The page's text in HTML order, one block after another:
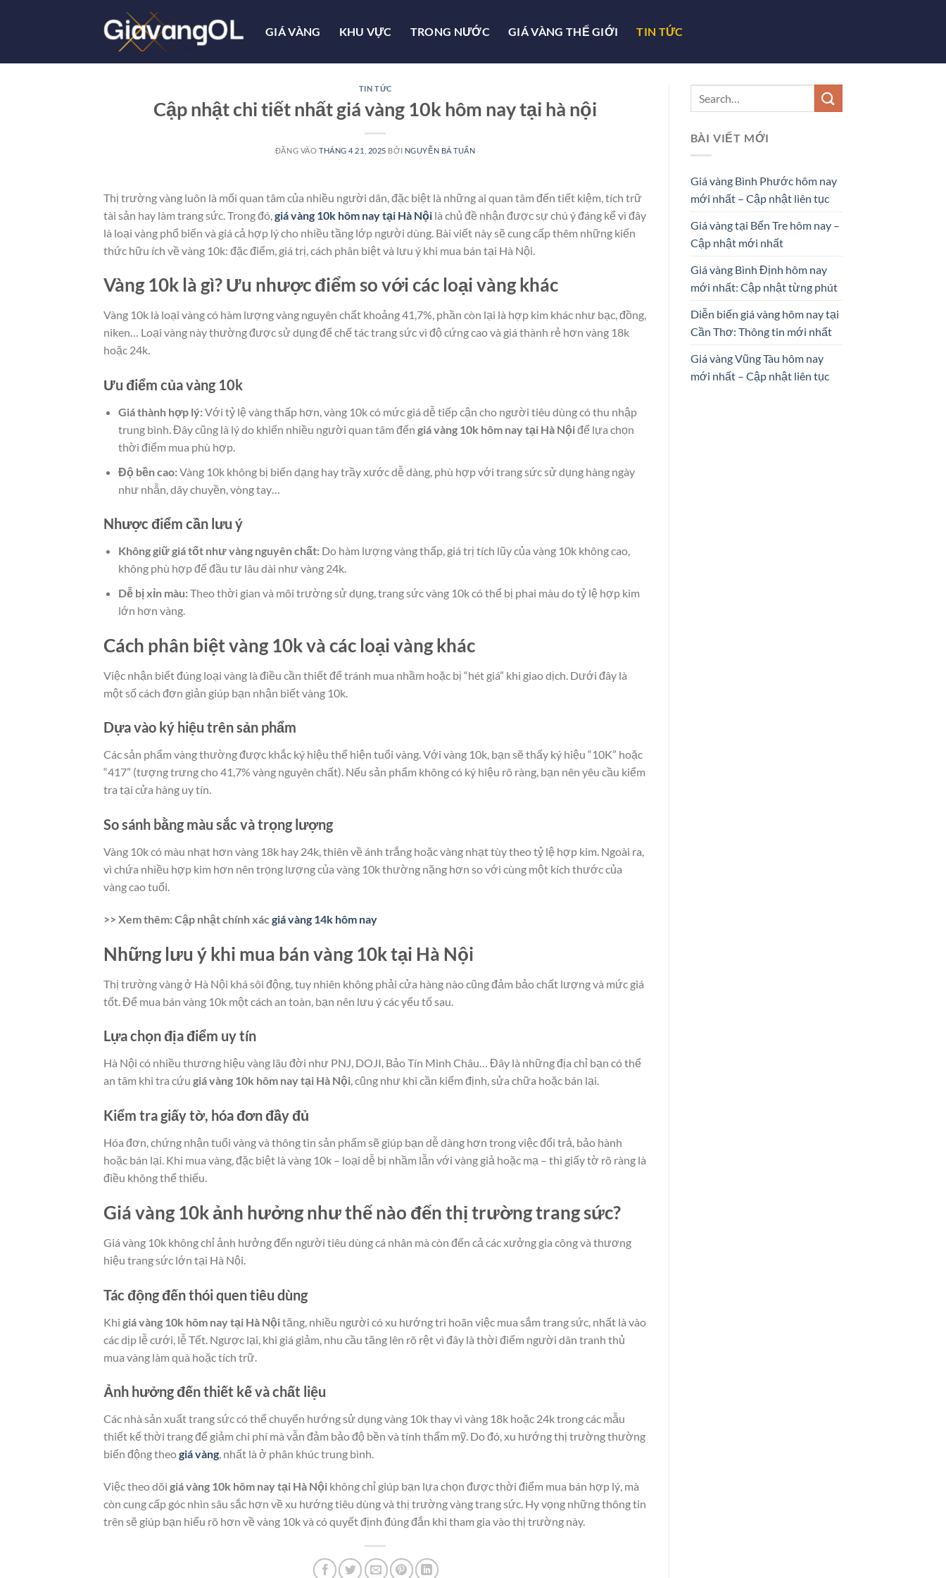
dung
GIÁ VÀNG KHU VỰC TRONG NƯỚC GIÁ VÀNG THẾ GIỚI TIN TỨC
TIN TỨC
Cập nhật chi tiết nhất giá vàng 10k hôm nay tại hà nội
ĐĂNG VÀO THÁNG 4 21, 2025 BỞI NGUYỄN BÁ TUẤN
Thị trường vàng luôn là mối quan tâm của nhiều người dân, đặc biệt là những ai quan tâm đến tiết kiệm, tích trữ
tài sản hay làm trang sức. Trong đó, giá vàng 10k hôm nay tại Hà Nội là chủ đề nhận được sự chú ý đáng kể vì đây
là loại vàng phổ biến và giá cả hợp lý cho nhiều tầng lớp người dùng. Bài viết này sẽ cung cấp thêm những kiến
thức hữu ích về vàng 10k: đặc điểm, giá trị, cách phân biệt và lưu ý khi mua bán tại Hà Nội.
Vàng 10k là gì? Ưu nhược điểm so với các loại vàng khác
Vàng 10k là loại vàng có hàm lượng vàng nguyên chất khoảng 41,7%, phần còn lại là hợp kim khác như bạc, đồng,
niken… Loại vàng này thường được sử dụng để chế tác trang sức vì độ cứng cao và giá thành rẻ hơn vàng 18k
hoặc 24k.
Ưu điểm của vàng 10k
Giá thành hợp lý:Với tỷ lệ vàng thấp hơn, vàng 10k có mức giá dễ tiếp cận cho người tiêu dùng có thu nhập
trung bình. Đây cũng là lý do khiến nhiều người quan tâm đến giá vàng 10k hôm nay tại Hà Nộiđể lựa chọn
thời điểm mua phù hợp.
Độ bền cao:Vàng 10k không bị biến dạng hay trầy xước dễ dàng, phù hợp với trang sức sử dụng hàng ngày
như nhẫn, dây chuyền, vòng tay…
Nhược điểm cần lưu ý
Không giữ giá tốt như vàng nguyên chất:Do hàm lượng vàng thấp, giá trị tích lũy của vàng 10k không cao,
không phù hợp để đầu tư lâu dài như vàng 24k.
Dễ bị xỉn màu:Theo thời gian và môi trường sử dụng, trang sức vàng 10k có thể bị phai màu do tỷ lệ hợp kim
lớn hơn vàng.
Cách phân biệt vàng 10k và các loại vàng khác
Việc nhận biết đúng loại vàng là điều cần thiết để tránh mua nhầm hoặc bị “hét giá” khi giao dịch. Dưới đây là
một số cách đơn giản giúp bạn nhận biết vàng 10k.
Dựa vào ký hiệu trên sản phẩm
Các sản phẩm vàng thường được khắc ký hiệu thể hiện tuổi vàng. Với vàng 10k, bạn sẽ thấy ký hiệu “10K” hoặc
“417” (tượng trưng cho 41,7% vàng nguyên chất). Nếu sản phẩm không có ký hiệu rõ ràng, bạn nên yêu cầu kiểm
tra tại cửa hàng uy tín.
So sánh bằng màu sắc và trọng lượng
Vàng 10k có màu nhạt hơn vàng 18k hay 24k, thiên về ánh trắng hoặc vàng nhạt tùy theo tỷ lệ hợp kim. Ngoài ra,
vì chứa nhiều hợp kim hơn nên trọng lượng của vàng 10k thường nặng hơn so với cùng một kích thước của
vàng cao tuổi.
>> Xem thêm: Cập nhật chính xácgiá vàng 14k hôm nay
Những lưu ý khi mua bán vàng 10k tại Hà Nội
Thị trường vàng ở Hà Nội khá sôi động, tuy nhiên không phải cửa hàng nào cũng đảm bảo chất lượng và mức giá
tốt. Để mua bán vàng 10k một cách an toàn, bạn nên lưu ý các yếu tố sau.
Lựa chọn địa điểm uy tín
Hà Nội có nhiều thương hiệu vàng lâu đời như PNJ, DOJI, Bảo Tín Minh Châu… Đây là những địa chỉ bạn có thể
an tâm khi tra cứu giá vàng 10k hôm nay tại Hà Nội, cũng như khi cần kiểm định, sửa chữa hoặc bán lại.
Kiểm tra giấy tờ, hóa đơn đầy đủ
Hóa đơn, chứng nhận tuổi vàng và thông tin sản phẩm sẽ giúp bạn dễ dàng hơn trong việc đổi trả, bảo hành
hoặc bán lại. Khi mua vàng, đặc biệt là vàng 10k – loại dễ bị nhầm lẫn với vàng giả hoặc mạ – thì giấy tờ rõ ràng là
điều không thể thiếu.
Giá vàng 10k ảnh hưởng như thế nào đến thị trường trang sức?
Giá vàng 10k không chỉ ảnh hưởng đến người tiêu dùng cá nhân mà còn đến cả các xưởng gia công và thương
hiệu trang sức lớn tại Hà Nội.
Tác động đến thói quen tiêu dùng
Khi giá vàng 10k hôm nay tại Hà Nộităng, nhiều người có xu hướng trì hoãn việc mua sắm trang sức, nhất là vào
các dịp lễ cưới, lễ Tết. Ngược lại, khi giá giảm, nhu cầu tăng lên rõ rệt vì đây là thời điểm người dân tranh thủ
mua vàng làm quà hoặc tích trữ.
Ảnh hưởng đến thiết kế và chất liệu
Các nhà sản xuất trang sức có thể chuyển hướng sử dụng vàng 10k thay vì vàng 18k hoặc 24k trong các mẫu
thiết kế thời trang để giảm chi phí mà vẫn đảm bảo độ bền và tính thẩm mỹ. Do đó, xu hướng thị trường thường
biến động theogiá vàng, nhất là ở phân khúc trung bình.
Việc theo dõi giá vàng 10k hôm nay tại Hà Nội không chỉ giúp bạn lựa chọn được thời điểm mua bán hợp lý, mà
còn cung cấp góc nhìn sâu sắc hơn về xu hướng tiêu dùng và thị trường vàng trang sức. Hy vọng những thông tin
trên sẽ giúp bạn hiểu rõ hơn về vàng 10k và có quyết định đúng đắn khi tham gia vào thị trường này.
BÀI VIẾT MỚI
Giá vàng Bình Phước hôm nay
mới nhất – Cập nhật liên tục
Giá vàng tại Bến Tre hôm nay –
Cập nhật mới nhất
Giá vàng Bình Định hôm nay
mới nhất: Cập nhật từng phút
Diễn biến giá vàng hôm nay tại
Cần Thơ: Thông tin mới nhất
Giá vàng Vũng Tàu hôm nay
mới nhất – Cập nhật liên tục